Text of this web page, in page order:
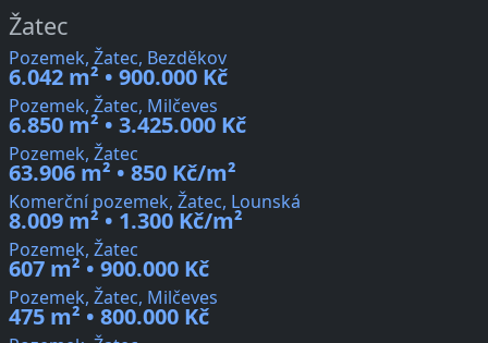
Žatec
Pozemek, Žatec, Bezděkov
6.042 m² • 900.000 Kč
Pozemek, Žatec, Milčeves
6.850 m² • 3.425.000 Kč
Pozemek, Žatec
63.906 m² • 850 Kč/m²
Komerční pozemek, Žatec, Lounská
8.009 m² • 1.300 Kč/m²
Pozemek, Žatec
607 m² • 900.000 Kč
Pozemek, Žatec, Milčeves
475 m² • 800.000 Kč